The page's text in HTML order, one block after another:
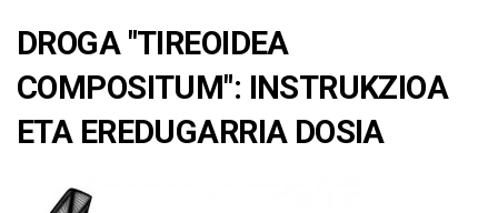
DROGA "TIREOIDEA
COMPOSITUM": INSTRUKZIOA
ETA EREDUGARRIA DOSIA